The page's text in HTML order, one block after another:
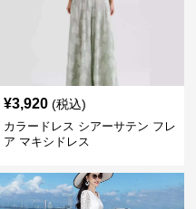
¥3,920 (税込)
カラードレス シアーサテン フレ
ア マキシドレス